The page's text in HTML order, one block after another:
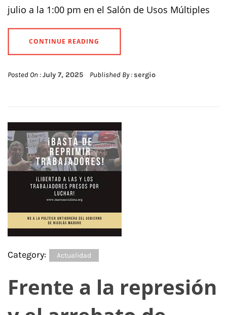
julio a la 1:00 pm en el Salón de Usos Múltiples
CONTINUE READING
Posted On :July 7, 2025 Published By :sergio
Category: Actualidad
Frente a la represión